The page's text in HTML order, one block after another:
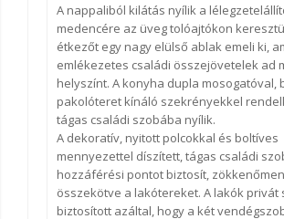
A nappaliból kilátás nyílik a
medencére az üveg tolóajtókon
étkezőt egy nagy elülső ablak emeli ki,
emlékezetes családi összejövetelek ad
helyszínt. A konyha dupla mosogatóval,
pakolóteret kínáló szekrényekkel
tágas családi szobába nyílik.
A dekoratív, nyitott polcokkal és boltíves
mennyezettel díszített, tágas családi
hozzáférési pontot biztosít,
összekötve a lakótereket. A lakók privát
biztosított azáltal, hogy a két